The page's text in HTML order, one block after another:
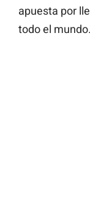
apuesta por
todo el mundo.